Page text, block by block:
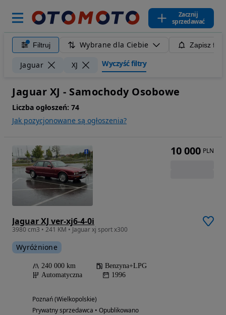
Zacznij
sprzedawać
Filtruj Wybrane dla Ciebie Zapisz
Jaguar XJ Wyczyść filtry
Jaguar XJ - Samochody Osobowe
Liczba ogłoszeń: 74
Jak pozycjonowane są ogłoszenia?
Jaguar XJ ver-xj6-4-0i
3980 cm3 • 241 KM • Jaguar xj sport x300
Wyróżnione
240 000 km
Benzyna+LPG
Automatyczna
1996
Poznań (Wielkopolskie)
Prywatny sprzedawca • Opublikowano
10 000 PLN